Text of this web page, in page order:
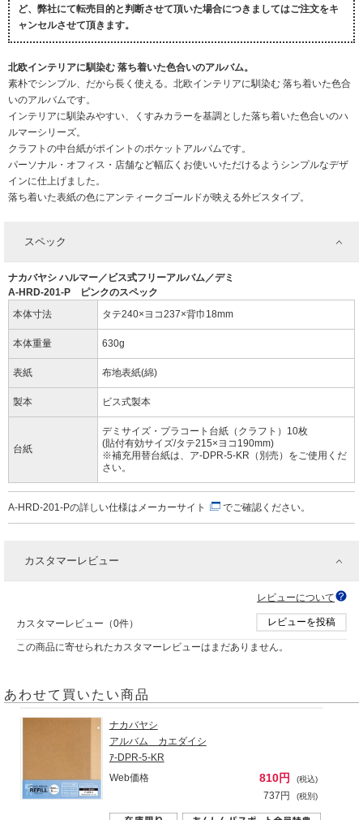
ど、弊社にて転売目的と判断させて頂いた場合につきましてはご注文をキ
ャンセルさせて頂きます。
北欧インテリアに馴染む 落ち着いた色合いのアルバム。
素朴でシンプル、だから長く使える。北欧インテリアに馴染む 落ち着いた色合
いのアルバムです。
インテリアに馴染みやすい、くすみカラーを基調とした落ち着いた色合いのハ
ルマーシリーズ。
クラフトの中台紙がポイントのポケットアルバムです。
パーソナル・オフィス・店舗など幅広くお使いいただけるようシンプルなデザ
インに仕上げました。
落ち着いた表紙の色にアンティークゴールドが映える外ビスタイプ。
スペック
ナカバヤシ ハルマー／ビス式フリーアルバム／デミ
A-HRD-201-P ピンクのスペック
本体寸法
タテ240×ヨコ237×背巾18mm
本体重量 630g
表紙 布地表紙(綿)
製本 ビス式製本
台紙
デミサイズ・プラコート台紙（クラフト）10枚
(貼付有効サイズ/タテ215×ヨコ190mm)
※補充用替台紙は、ア-DPR-5-KR（別売）をご使用くだ
さい。
A-HRD-201-Pの詳しい仕様は メーカーサイト でご確認ください。
カスタマーレビュー
レビューについて
カスタマーレビュー（0件） レビューを投稿
この商品に寄せられたカスタマーレビューはまだありません。
あわせて買いたい商品
ナカバヤシ
アルバム カエダイシ
ｱ-DPR-5-KR
Web価格
810円 (税込)
737円 (税別)